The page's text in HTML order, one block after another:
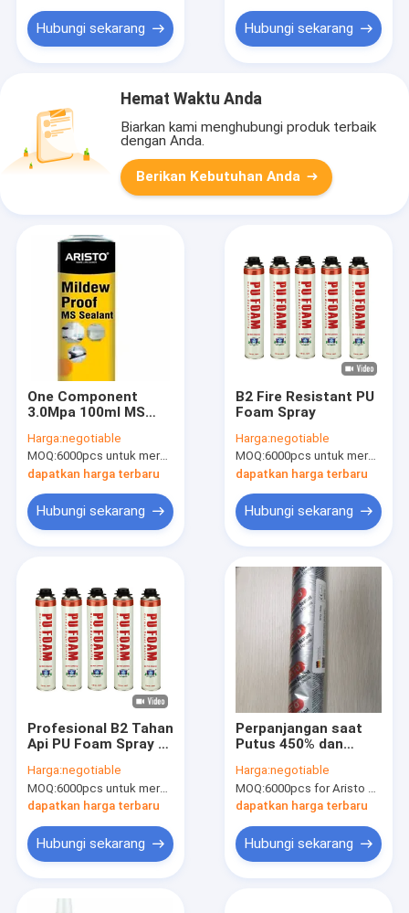
Hubungi sekarang Hubungi sekarang
Hemat Waktu Anda
Biarkan kami menghubungi produk terbaik
dengan Anda.
Berikan Kebutuhan Anda
One Component
3.0Mpa 100ml MS
Mildew Proof
Harga:negotiable
MOQ:6000pcs untuk merek Aristo, 12000pcs untuk merek pelanggan
dapatkan harga terbaru
Hubungi sekarang
B2 Fire Resistant PU
Foam Spray
Harga:negotiable
MOQ:6000pcs untuk merek Aristo, 15000pcs untuk pelanggan merek
dapatkan harga terbaru
Hubungi sekarang
Profesional B2 Tahan
Api PU Foam Spray /
750ml
Harga:negotiable
MOQ:6000pcs untuk merek Aristo, 15000pcs untuk pelanggan merek
dapatkan harga terbaru
Hubungi sekarang
Perpanjangan saat
Putus 450% dan
Kekuatan Tarik 2.2
Mpa untuk Formulasi
Satu Komponen
Harga:negotiable
MOQ:6000pcs for Aristo brand, 12000pcs for customer brand
dapatkan harga terbaru
Hubungi sekarang